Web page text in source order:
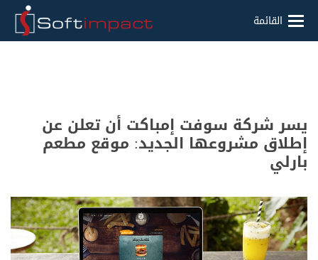
القائمة
يسر شركة سوفت إمباكت أن تعلن عن
إطلاق مشروعها الجديد: موقع مطعم
بارلي